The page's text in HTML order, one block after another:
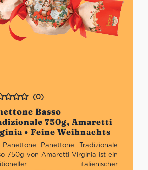
Basso
750g, Amaretti
• Feine Weihnachts
• Süßes aus Italien
(0)
Panettone Panettone Tradizionale
750g von Amaretti Virginia ist ein
italienischer